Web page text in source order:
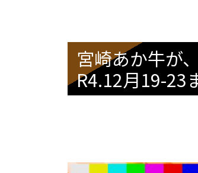
宮崎あか牛が
R4.12月19-23